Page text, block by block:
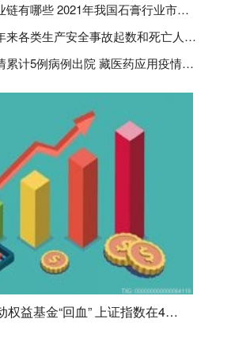
石膏行业产业链有哪些 2021年我国石膏行业市场现状分析
内蒙古：三年来各类生产安全事故起数和死亡人数同比下降
青海本轮疫情累计5例病例出院 藏医药应用疫情防控
行情回暖带动权益基金“回血” 上证指数在4月底探底回升